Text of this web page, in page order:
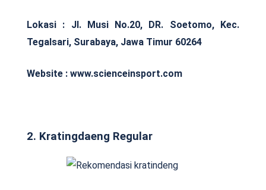
Lokasi : Jl. Musi No.20, DR. Soetomo, Kec.
Tegalsari, Surabaya, Jawa Timur 60264
Website : www.scienceinsport.com
2. Kratingdaeng Regular